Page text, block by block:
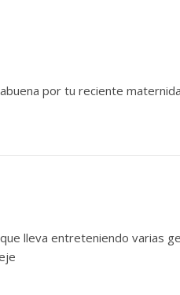
por tu reciente
lleva entreteniendo varias